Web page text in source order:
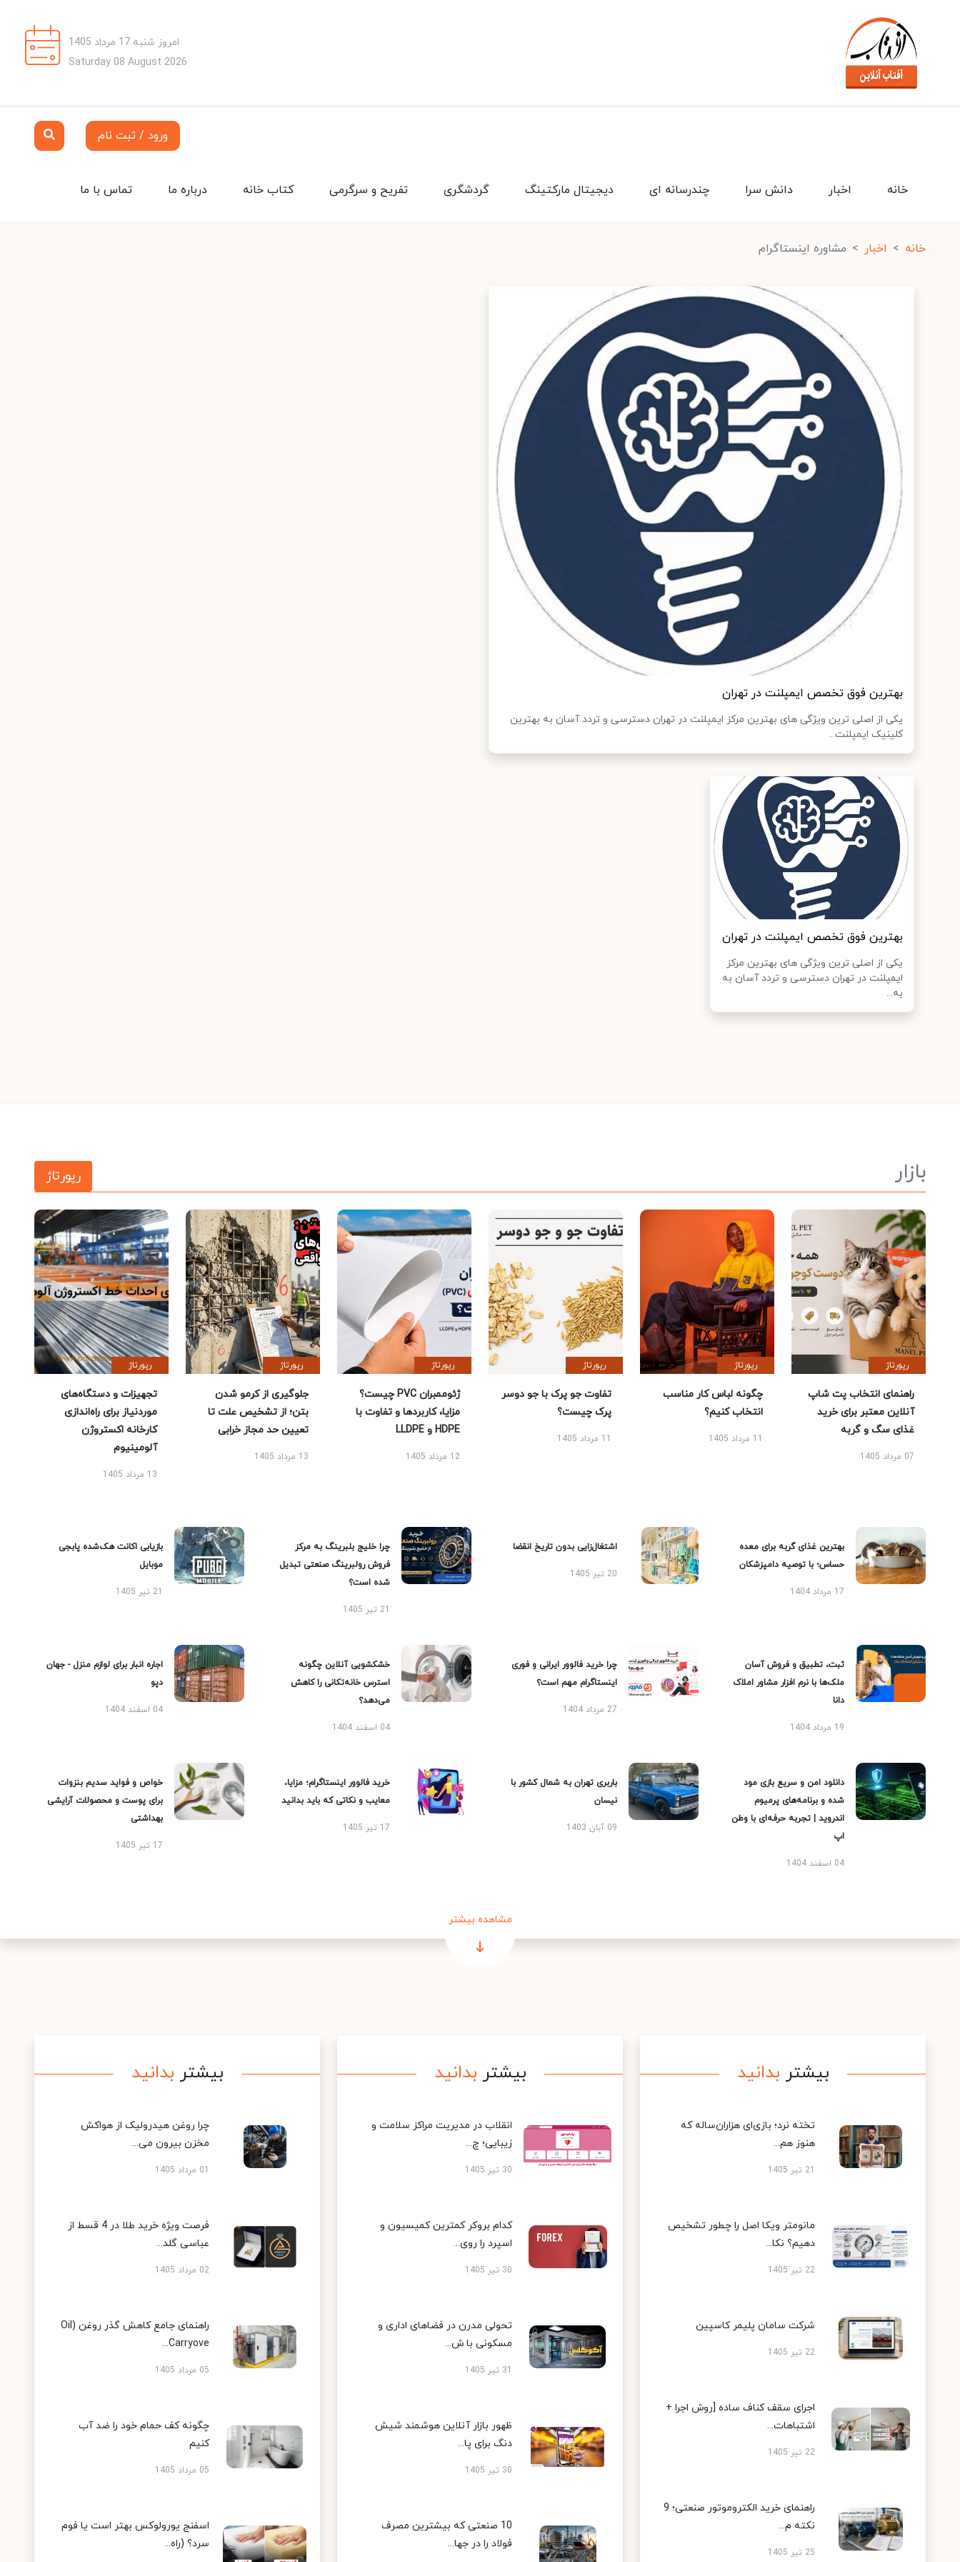
امروز شنبه 17 مرداد 1405
Saturday 08 August 2026
ورود / ثبت نام
تماس با ما درباره ما کتاب خانه تفریح و سرگرمی گردشگری دیجیتال مارکتینگ چندرسانه ای دانش سرا اخبار خانه
خانه اخبار مشاوره اینستاگرام
بهترین فوق تخصص ایمپلنت در تهران
یکی از اصلی ترین ویژگی های بهترین مرکز ایمپلنت در تهران دسترسی و تردد آسان به بهترین
کلینیک ایمپلنت...
بهترین فوق تخصص ایمپلنت در تهران
یکی از اصلی ترین ویژگی های بهترین مرکز
ایمپلنت در تهران دسترسی و تردد آسان به
به...
بازار رپورتاژ
رپورتاژ
راهنمای انتخاب پت شاپ
آنلاین معتبر برای خرید
غذای سگ و گربه
07 مرداد 1405
رپورتاژ
چگونه لباس کار مناسب
انتخاب کنیم؟
11 مرداد 1405
رپورتاژ
تفاوت جو پرک با جو دوسر
پرک چیست؟
11 مرداد 1405
رپورتاژ
ژئوممبران PVC چیست؟
مزایا، کاربردها و تفاوت با
HDPE و LLDPE
12 مرداد 1405
رپورتاژ
جلوگیری از کرمو شدن
بتن؛ از تشخیص علت تا
تعیین حد مجاز خرابی
13 مرداد 1405
رپورتاژ
تجهیزات و دستگاه‌های
موردنیاز برای راه‌اندازی
کارخانه اکستروژن
آلومینیوم
13 مرداد 1405
بهترین غذای گربه برای معده
حساس؛ با توصیه دامپزشکان
17 مرداد 1404
اشتغال‌زایی بدون تاریخ انقضا
20 تیر 1405
چرا خلیج بلبرینگ به مرکز
فروش رولبرینگ صنعتی تبدیل
شده است؟
21 تیر 1405
بازیابی اکانت هک‌شده پابجی
موبایل
21 تیر 1405
ثبت، تطبیق و فروش آسان
ملک‌ها با نرم افزار مشاور املاک
دانا
19 مرداد 1404
چرا خرید فالوور ایرانی و فوری
اینستاگرام مهم است؟
27 مرداد 1404
خشکشویی آنلاین چگونه
استرس خانه‌تکانی را کاهش
می‌دهد؟
04 اسفند 1404
اجاره انبار برای لوازم منزل - جهان
دپو
04 اسفند 1404
دانلود امن و سریع بازی مود
شده و برنامه‌های پرمیوم
اندروید | تجربه حرفه‌ای با وطن
اپ
04 اسفند 1404
باربری تهران به شمال کشور با
نیسان
09 آبان 1403
خرید فالوور اینستاگرام؛ مزایا،
معایب و نکاتی که باید بدانید
17 تیر 1405
خواص و فواید سدیم بنزوات
برای پوست و محصولات آرایشی
بهداشتی
17 تیر 1405
مشاهده بیشتر
بیشتر بدانید
تخته نرد؛ بازی‌ای هزاران‌ساله که
هنوز هم...
21 تیر 1405
مانومتر ویکا اصل را چطور تشخیص
دهیم؟ نکا...
22 تیر 1405
شرکت سامان پلیمر کاسپین
22 تیر 1405
اجرای سقف کناف ساده [روش اجرا +
اشتباهات...
22 تیر 1405
راهنمای خرید الکتروموتور صنعتی؛ 9
نکته م...
25 تیر 1405
بیشتر بدانید
انقلاب در مدیریت مراکز سلامت و
زیبایی؛ چ...
30 تیر 1405
کدام بروکر کمترین کمیسیون و
اسپرد را روی...
30 تیر 1405
تحولی مدرن در فضاهای اداری و
مسکونی با ش...
31 تیر 1405
ظهور بازار آنلاین هوشمند شیش
دنگ برای پا...
30 تیر 1405
10 صنعتی که بیشترین مصرف
فولاد را در جها...
بیشتر بدانید
چرا روغن هیدرولیک از هواکش
مخزن بیرون می...
01 مرداد 1405
فرصت ویژه خرید طلا در 4 قسط از
عباسی گلد...
02 مرداد 1405
راهنمای جامع کاهش گذر روغن (Oil
Carryove...
05 مرداد 1405
چگونه کف حمام خود را ضد آب
کنیم
05 مرداد 1405
اسفنج یورولوکس بهتر است یا فوم
سرد؟ (راه...